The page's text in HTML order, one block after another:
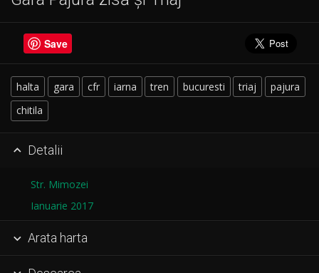
Save
halta gara cfr iarna tren bucuresti triaj
pajura
chitila
 Detalii
Str. Mimozei
Ianuarie 2017
 Arata harta